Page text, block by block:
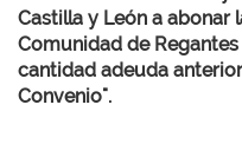
Castilla y León a abonar
Comunidad de
cantidad adeuda
Convenio".